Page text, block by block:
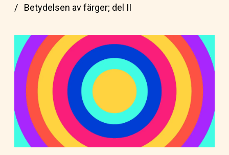
Betydelsen av färger; del II